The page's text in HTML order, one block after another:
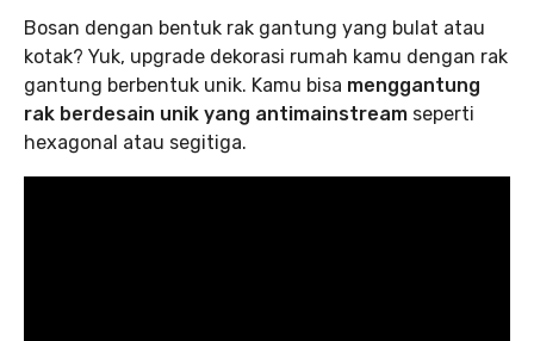
Bosan dengan bentuk rak gantung yang bulat atau
kotak? Yuk, upgrade dekorasi rumah kamu dengan rak
gantung berbentuk unik. Kamu bisa menggantung
rak berdesain unik yang antimainstream seperti
hexagonal atau segitiga.